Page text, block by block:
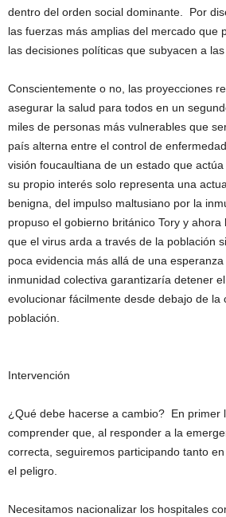
dentro del orden social dominante. Por
las fuerzas más amplias del mercado que
las decisiones políticas que subyacen a
Conscientemente o no, las proyecciones
asegurar la salud para todos en un
miles de personas más vulnerables que
país alterna entre el control de
visión foucaultiana de un estado que
su propio interés solo representa una
benigna, del impulso maltusiano por la
propuso el gobierno británico Tory y
que el virus arda a través de la población
poca evidencia más allá de una
inmunidad colectiva garantizaría detener
evolucionar fácilmente desde debajo de la
población.
Intervención
¿Qué debe hacerse a cambio? En primer
comprender que, al responder a la
correcta, seguiremos participando tanto
el peligro.
Necesitamos nacionalizar los hospitales